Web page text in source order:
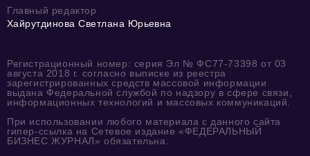
Главный редактор
Хайрутдинова Светлана Юрьевна
Регистрационный номер: серия Эл № ФС77-73398 от 03
августа 2018 г. согласно выписке из реестра
зарегистрированных средств массовой информации
выдана Федеральной службой по надзору в сфере связи,
информационных технологий и массовых коммуникаций.
При использовании любого материала с данного сайта
гипер-ссылка на Сетевое издание «ФЕДЕРАЛЬНЫЙ
БИЗНЕС ЖУРНАЛ» обязательна.